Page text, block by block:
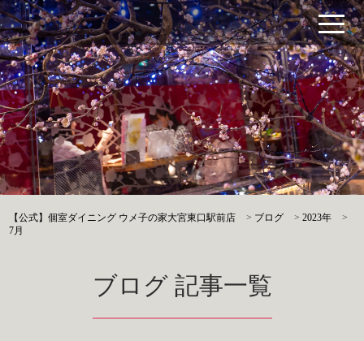
【公式】個室ダイニング ウメ子の家大宮東口駅前店 > ブログ >2023年
>
7月
ブログ 記事一覧